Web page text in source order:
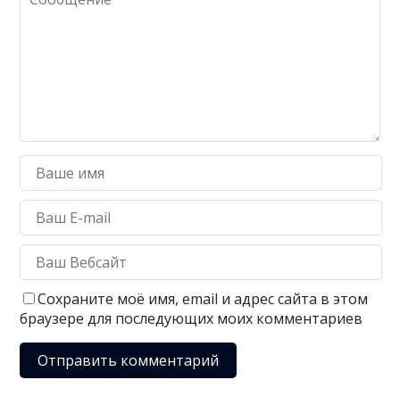
Сохраните моё имя, email и адрес сайта в этом
браузере для последующих моих комментариев